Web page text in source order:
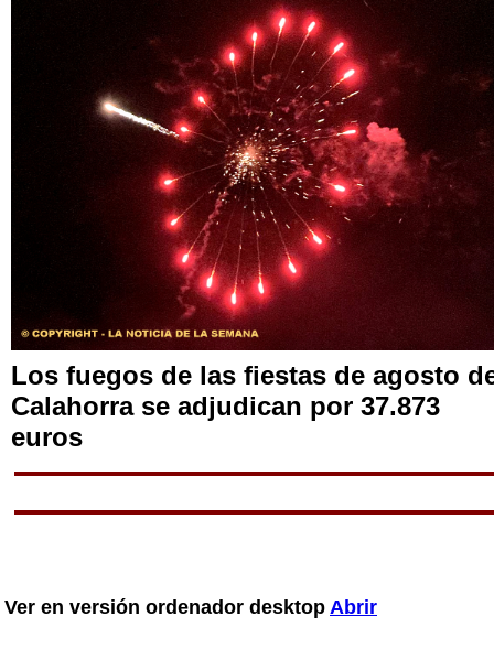
Ver en versión ordenador desktop Abrir